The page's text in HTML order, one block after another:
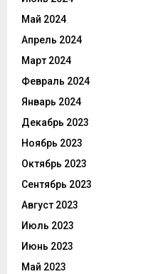
Май 2024
Апрель 2024
Март 2024
Февраль 2024
Январь 2024
Декабрь 2023
Ноябрь 2023
Октябрь 2023
Сентябрь 2023
Август 2023
Июль 2023
Июнь 2023
Май 2023